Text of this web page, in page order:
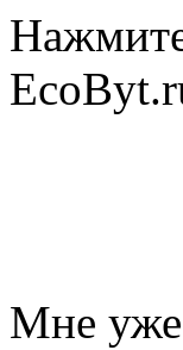
Мне уже